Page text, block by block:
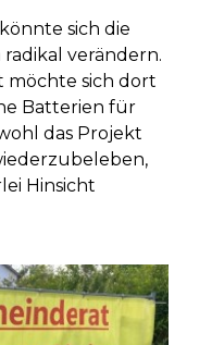
sich die
verändern.
möchte sich dort
Batterien für
das Projekt
Hinsicht